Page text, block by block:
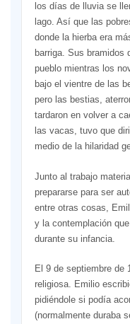
los días de lluvia se
lago. Así que las
donde la hierba era
barriga. Sus bramidos
pueblo mientras los
bajo el vientre de las
pero las bestias,
tardaron en volver a
las vacas, tuvo que
medio de la hilaridad
Junto al trabajo
prepararse para ser
entre otras cosas,
y la contemplación
durante su infancia.
El 9 de septiembre de
religiosa. Emilio
pidiéndole si podía
(normalmente duraba